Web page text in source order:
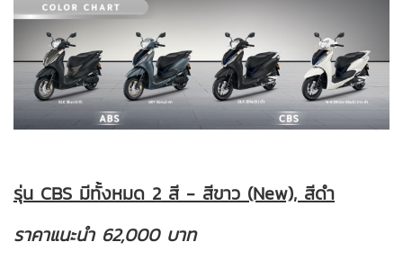
รุ่น CBS มีทั้งหมด 2 สี - สีขาว (New), สีดำ
ราคาแนะนำ 62,000 บาท